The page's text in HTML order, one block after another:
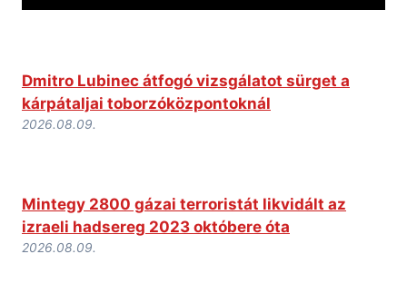
Dmitro Lubinec átfogó vizsgálatot sürget a
kárpátaljai toborzóközpontoknál
2026.08.09.
Mintegy 2800 gázai terroristát likvidált az
izraeli hadsereg 2023 októbere óta
2026.08.09.